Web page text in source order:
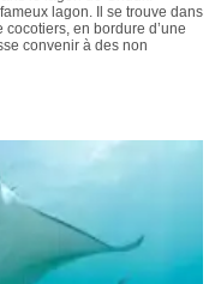
lagon. Il se trouve dans
en bordure d’une
convenir à des non